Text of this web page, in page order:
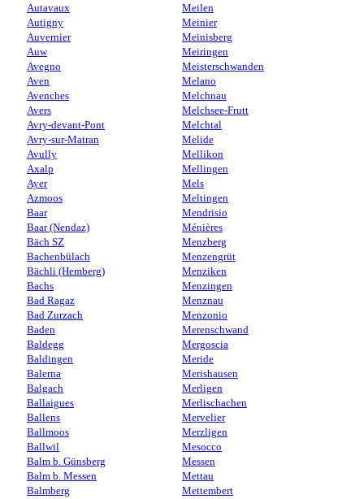
Autavaux
Autigny
Auvernier
Auw
Avegno
Aven
Avenches
Avers
Avry-devant-Pont
Avry-sur-Matran
Avully
Axalp
Ayer
Azmoos
Baar
Baar (Nendaz)
Bäch SZ
Bachenbülach
Bächli (Hemberg)
Bachs
Bad Ragaz
Bad Zurzach
Baden
Baldegg
Baldingen
Balerna
Balgach
Ballaigues
Ballens
Ballmoos
Ballwil
Balm b. Günsberg
Balm b. Messen
Balmberg
Meilen
Meinier
Meinisberg
Meiringen
Meisterschwanden
Melano
Melchnau
Melchsee-Frutt
Melchtal
Melide
Mellikon
Mellingen
Mels
Meltingen
Mendrisio
Ménières
Menzberg
Menzengrüt
Menziken
Menzingen
Menznau
Menzonio
Merenschwand
Mergoscia
Meride
Merishausen
Merligen
Merlischachen
Mervelier
Merzligen
Mesocco
Messen
Mettau
Mettembert